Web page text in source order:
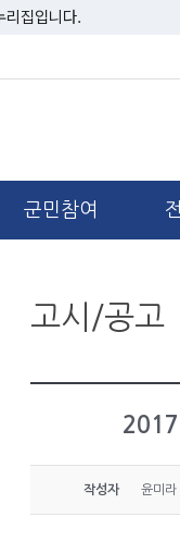
리집입니다.
군민참여
고시/공고
2017
작성자 윤미라